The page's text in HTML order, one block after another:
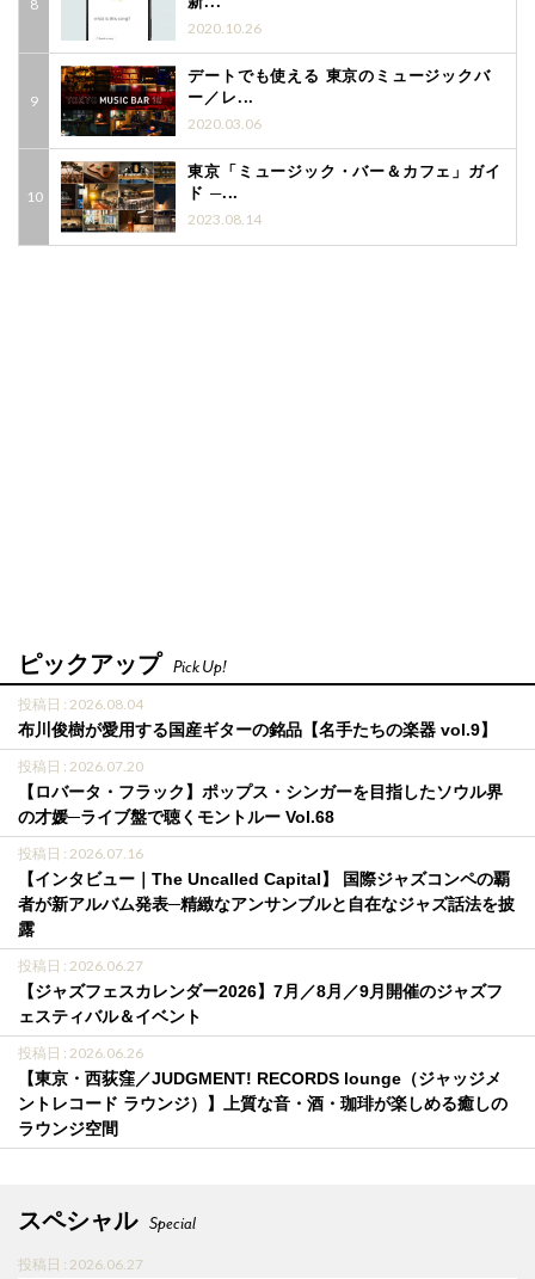
2020.10.26
デートでも使える 東京のミュージックバ
ー／レ...
2020.03.06
東京「ミュージック・バー＆カフェ」ガイ
ド ─...
2023.08.14
ピックアップ Pick Up!
投稿日 : 2026.08.04
布川俊樹が愛用する国産ギターの銘品【名手たちの楽器 vol.9】
投稿日 : 2026.07.20
【ロバータ・フラック】ポップス・シンガーを目指したソウル界
の才媛─ライブ盤で聴くモントルー Vol.68
投稿日 : 2026.07.16
【インタビュー｜The Uncalled Capital】 国際ジャズコンペの覇
者が新アルバム発表─精緻なアンサンブルと自在なジャズ話法を披
露
投稿日 : 2026.06.27
【ジャズフェスカレンダー2026】7月／8月／9月開催のジャズフ
ェスティバル＆イベント
投稿日 : 2026.06.26
【東京・西荻窪／JUDGMENT! RECORDS lounge（ジャッジメ
ントレコード ラウンジ）】上質な音・酒・珈琲が楽しめる癒しの
ラウンジ空間
スペシャル Special
投稿日 : 2026.06.27